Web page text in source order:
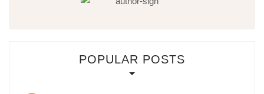
POPULAR POSTS